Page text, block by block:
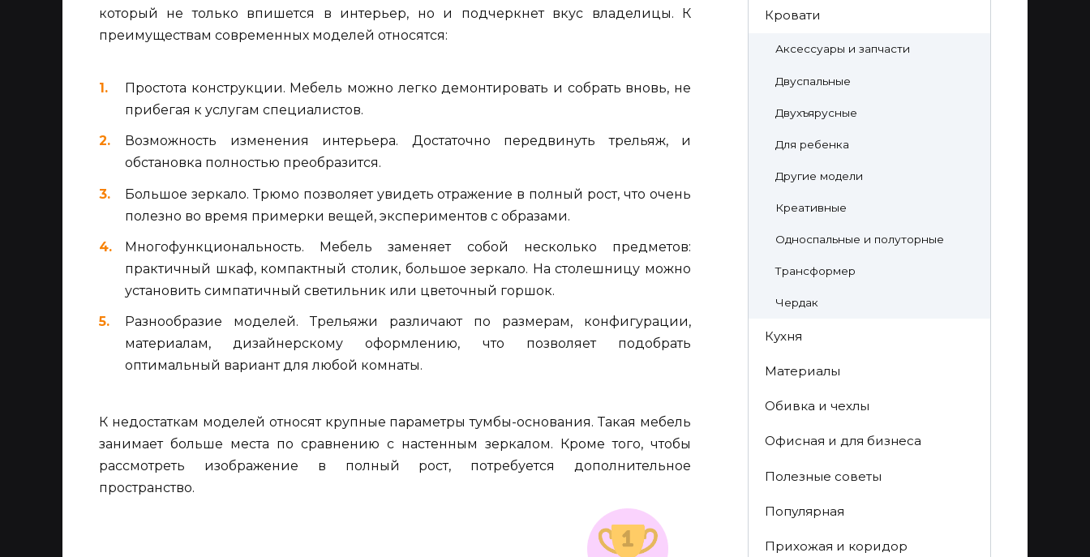
который не только впишется в интерьер, но и подчеркнет вкус владелицы. К
преимуществам современных моделей относятся:
Простота конструкции. Мебель можно легко демонтировать и собрать вновь, не
прибегая к услугам специалистов.
Возможность изменения интерьера. Достаточно передвинуть трельяж, и
обстановка полностью преобразится.
Большое зеркало. Трюмо позволяет увидеть отражение в полный рост, что очень
полезно во время примерки вещей, экспериментов с образами.
Многофункциональность. Мебель заменяет собой несколько предметов:
практичный шкаф, компактный столик, большое зеркало. На столешницу можно
установить симпатичный светильник или цветочный горшок.
Разнообразие моделей. Трельяжи различают по размерам, конфигурации,
материалам, дизайнерскому оформлению, что позволяет подобрать
оптимальный вариант для любой комнаты.
К недостаткам моделей относят крупные параметры тумбы-основания. Такая мебель
занимает больше места по сравнению с настенным зеркалом. Кроме того, чтобы
рассмотреть изображение в полный рост, потребуется дополнительное
пространство.
Кровати
Аксессуары и запчасти
Двуспальные
Двухъярусные
Для ребенка
Другие модели
Креативные
Односпальные и полуторные
Трансформер
Чердак
Кухня
Материалы
Обивка и чехлы
Офисная и для бизнеса
Полезные советы
Популярная
Прихожая и коридор